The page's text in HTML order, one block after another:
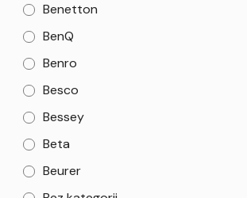
Benetton
BenQ
Benro
Besco
Bessey
Beta
Beurer